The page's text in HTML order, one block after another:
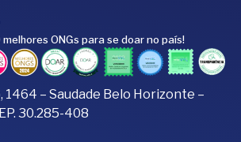
ONGs para se doar no país!
1464 – Saudade Belo Horizonte –
30.285-408